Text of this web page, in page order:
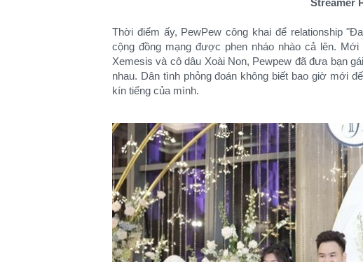
Streamer
Thời điểm ấy, PewPew công khai để relationship
cộng đồng mạng được phen nháo nhào cả lên.
Xemesis và cô dâu Xoài Non, Pewpew đã đưa bạn
nhau. Dân tình phỏng đoán không biết bao giờ mới
kín tiếng của mình.